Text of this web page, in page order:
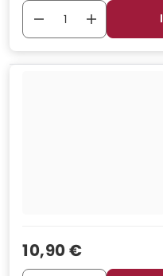
Verkaufspreis
10,90 €